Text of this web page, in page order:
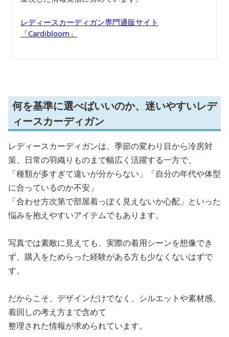
レディースカーディガン専門通販サイト
「Cardibloom」
何を基準に選べばいいのか、迷いやすいレデ
ィースカーディガン
レディースカーディガンは、季節の変わり目から冷房対
策、日常の羽織りものまで幅広く活躍する一方で、
「種類が多すぎて違いが分からない」「自分の年代や体型
に合っているのか不安」
「合わせ方次第で部屋着っぽく見えないか心配」といった
悩みを抱えやすいアイテムでもあります。
写真では素敵に見えても、実際の着用シーンを想像でき
ず、購入をためらった経験がある方も少なくないはずで
す。
だからこそ、デザインだけでなく、シルエットや素材感、
着回しの考え方まで含めて
整理された情報が求められています。